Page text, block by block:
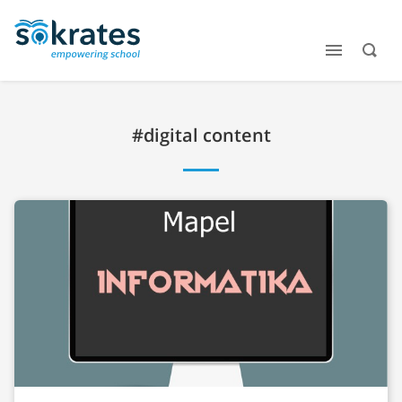
#digital content